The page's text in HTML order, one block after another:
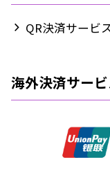
QR決済サービ
海外決済サー